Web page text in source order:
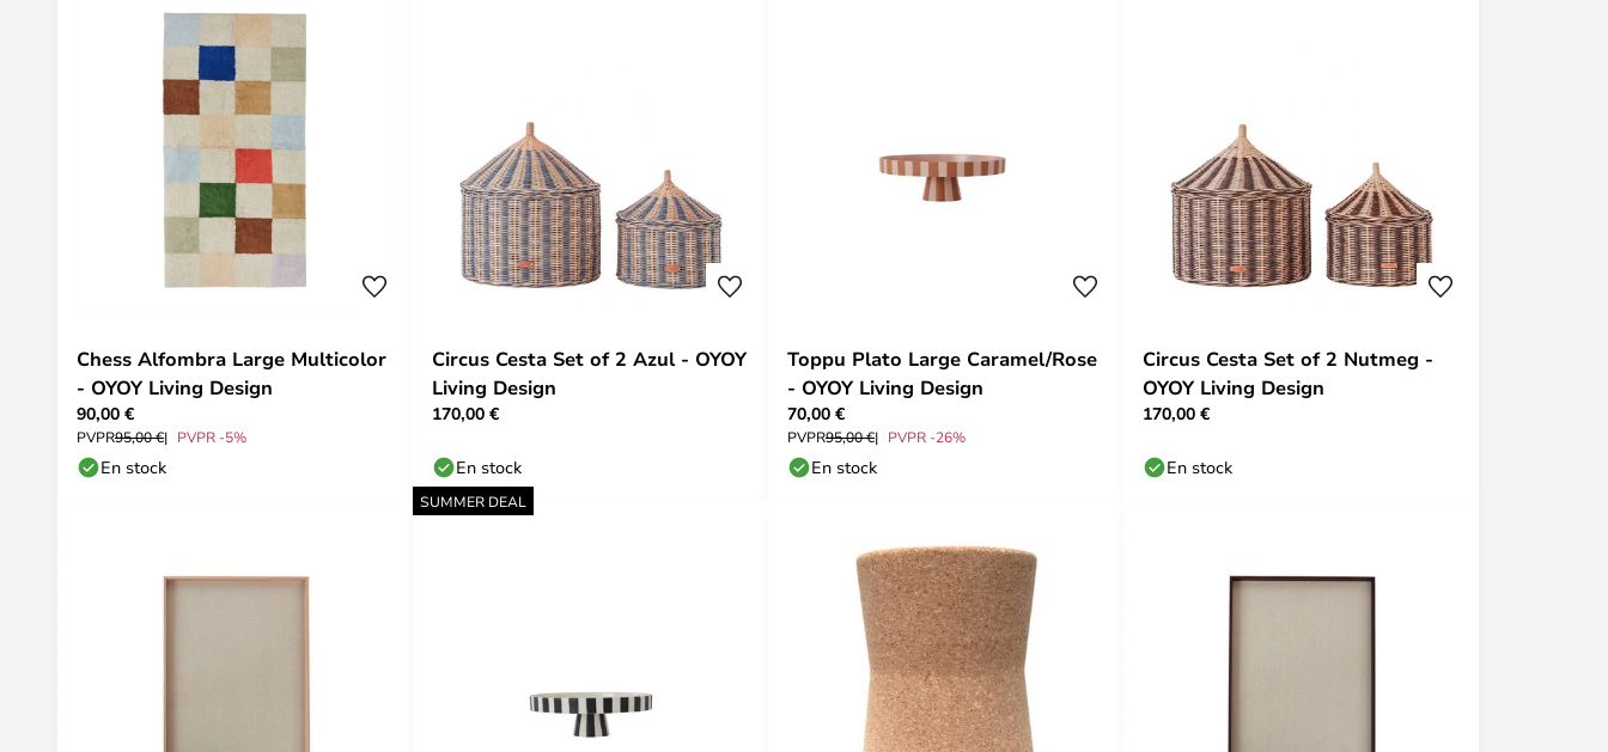
Chess Alfombra Large Multicolor
- OYOY Living Design
90,00 €
PVPR95,00 € PVPR -5%
En stock
Circus Cesta Set of 2 Azul - OYOY
Living Design
170,00 €
En stock
Toppu Plato Large Caramel/Rose
- OYOY Living Design
70,00 €
PVPR95,00 € PVPR -26%
En stock
Circus Cesta Set of 2 Nutmeg -
OYOY Living Design
170,00 €
En stock
SUMMER DEAL